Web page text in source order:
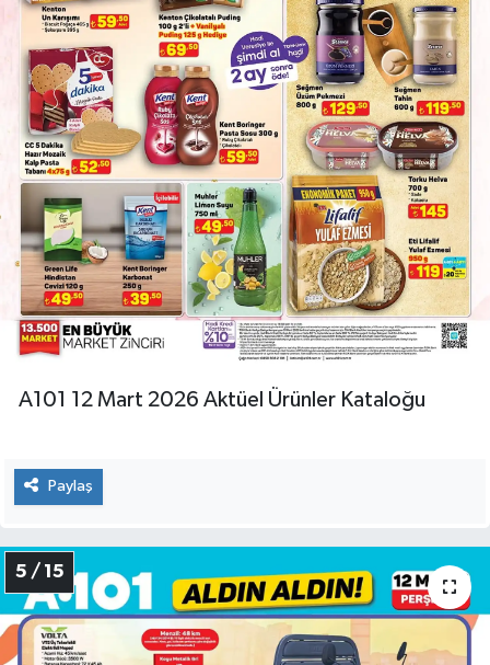
A101 12 Mart 2026 Aktüel Ürünler Kataloğu
Paylaş
5 / 15